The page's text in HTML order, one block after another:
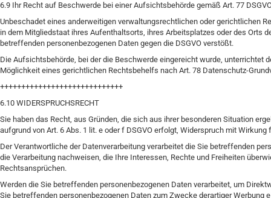
6.9 Ihr Recht auf Beschwerde bei einer Aufsichtsbehörde gemäß Art. 77
Unbeschadet eines anderweitigen verwaltungsrechtlichen oder gerichtlichen
in dem Mitgliedstaat ihres Aufenthaltsorts, ihres Arbeitsplatzes oder des Orts
betreffenden personenbezogenen Daten gegen die DSGVO verstößt.
Die Aufsichtsbehörde, bei der die Beschwerde eingereicht wurde, unterrichtet
Möglichkeit eines gerichtlichen Rechtsbehelfs nach Art. 78 Datenschutz-
+++++++++++++++++++++++++++++
6.10 WIDERSPRUCHSRECHT
Sie haben das Recht, aus Gründen, die sich aus ihrer besonderen Situation
aufgrund von Art. 6 Abs. 1 lit. e oder f DSGVO erfolgt, Widerspruch mit
Der Verantwortliche der Datenverarbeitung verarbeitet die Sie betreffenden
die Verarbeitung nachweisen, die Ihre Interessen, Rechte und Freiheiten
Rechtsansprüchen.
Werden die Sie betreffenden personenbezogenen Daten verarbeitet, um
Sie betreffenden personenbezogenen Daten zum Zwecke derartiger